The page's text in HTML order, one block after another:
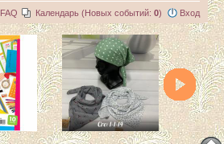
FAQ Календарь (Новых событий: 0) Вход